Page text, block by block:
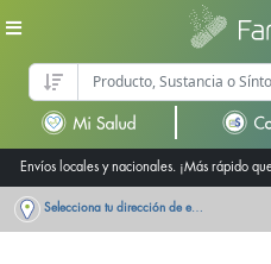
Envíos locales y nacionales. ¡Más rápido
Selecciona tu dirección de entrega